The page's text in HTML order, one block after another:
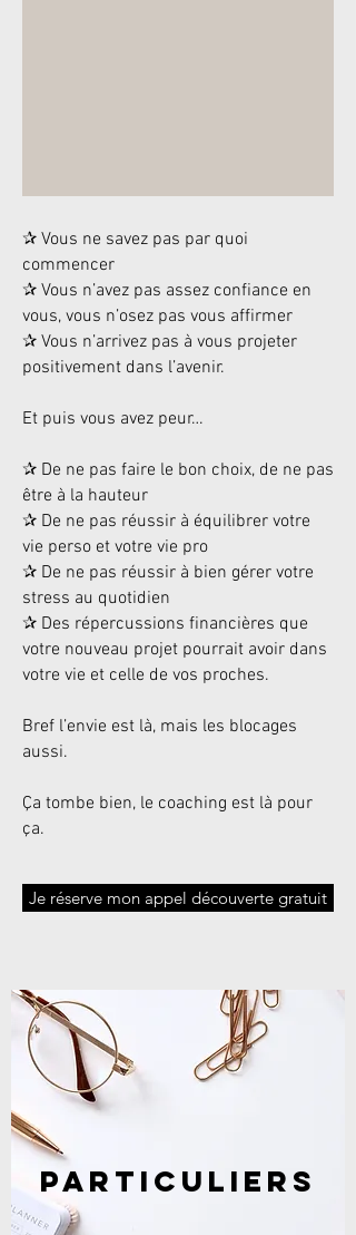
✰ Vous ne savez pas par quoi
commencer
✰ Vous n’avez pas assez confiance en
vous, vous n’osez pas vous affirmer
✰ Vous n’arrivez pas à vous projeter
positivement dans l’avenir.
Et puis vous avez peur…
✰ De ne pas faire le bon choix, de ne pas
être à la hauteur
✰ De ne pas réussir à équilibrer votre
vie perso et votre vie pro
✰ De ne pas réussir à bien gérer votre
stress au quotidien
✰ Des répercussions financières que
votre nouveau projet pourrait avoir dans
votre vie et celle de vos proches.
Bref l’envie est là, mais les blocages
aussi.
Ça tombe bien, le coaching est là pour
ça.
Je réserve mon appel découverte gratuit
PARTICULIERS